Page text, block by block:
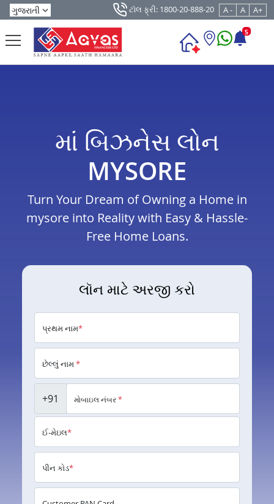
ટૉલ ફ્રી: 1800-20-888-20 A - A A+
5
માં બિઝનેસ લોન
MYSORE
Turn Your Dream of Owning a Home in
mysore into Reality with Easy & Hassle-
Free Home Loans.
લૉન માટે અરજી કરો
પ્રથમ નામ*
છેલ્લું નામ*
+91 મોબાઇલ નંબર*
ઈ-મેઇલ*
પીન કોડ*